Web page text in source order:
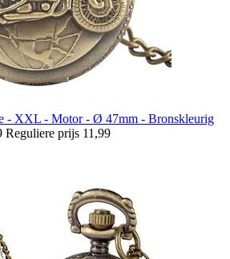
- XXL - Motor - Ø 47mm - Bronskleurig
Reguliere prijs 11,99